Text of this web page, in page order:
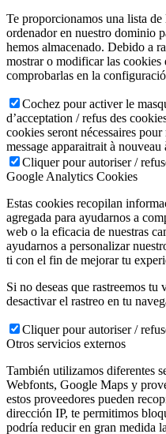
Te proporcionamos una lista de
ordenador en nuestro dominio
hemos almacenado. Debido a
mostrar o modificar las cookies
comprobarlas en la
Cochez pour activer le
d’acceptation / refus des
cookies seront nécessaires
message apparaitrait à
Cliquer pour autoriser /
Google Analytics Cookies
Estas cookies recopilan
agregada para ayudarnos a
web o la eficacia de nuestras
ayudarnos a personalizar
ti con el fin de mejorar tu
Si no deseas que rastreemos tu
desactivar el rastreo en tu
Cliquer pour autoriser /
Otros servicios externos
También utilizamos diferentes
Webfonts, Google Maps y
estos proveedores pueden
dirección IP, te permitimos
podría reducir en gran medida